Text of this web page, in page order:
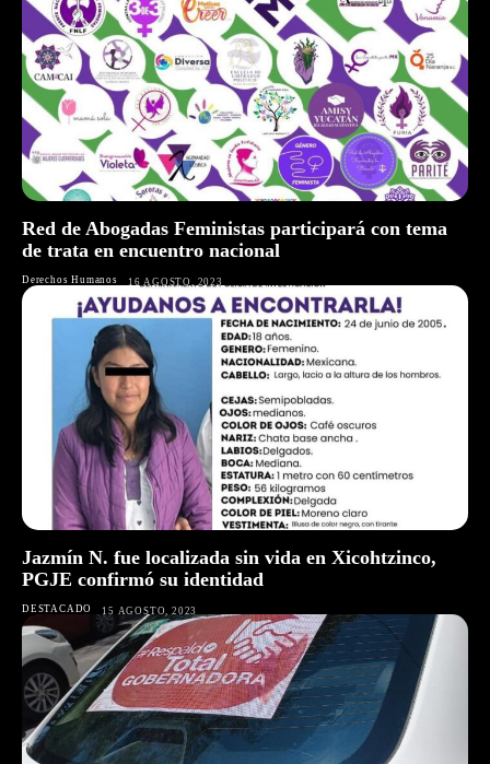
Red de Abogadas Feministas participará con tema
de trata en encuentro nacional
Derechos Humanos 16 AGOSTO, 2023
Jazmín N. fue localizada sin vida en Xicohtzinco,
PGJE confirmó su identidad
DESTACADO 15 AGOSTO, 2023